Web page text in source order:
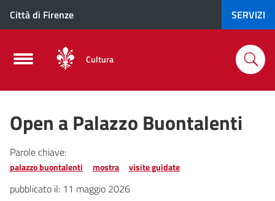
Città di Firenze SERVIZI
Cultura
Open a Palazzo Buontalenti
Parole chiave:
palazzo buontalenti mostra visite guidate
pubblicato il: 11 maggio 2026